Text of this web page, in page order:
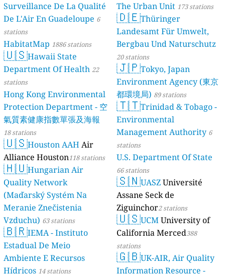
Surveillance De La Qualité
De L'Air En Guadeloupe 6
stations
HabitatMap 1886 stations
🇺🇸Hawaii State
Department Of Health 22
stations
Hong Kong Environmental
Protection Department - 空
氣質素健康指數單張及海報
18 stations
🇺🇸Houston AAH Air
Alliance Houston118 stations
🇭🇺Hungarian Air
Quality Network
(Maďarský Systém Na
Meranie Znečistenia
Vzduchu) 63 stations
🇧🇷IEMA - Instituto
Estadual De Meio
Ambiente E Recursos
Hídricos 14 stations
The Urban Unit 173 stations
🇩🇪Thüringer
Landesamt Für Umwelt,
Bergbau Und Naturschutz
20 stations
🇯🇵Tokyo, Japan
Environment Agency (東京
都環境局) 89 stations
🇹🇹Trinidad & Tobago -
Environmental
Management Authority 6
stations
U.S. Department Of State
66 stations
🇸🇳UASZUniversité
Assane Seck de
Ziguinchor2 stations
🇺🇸UCMUniversity of
California Merced388
stations
🇬🇧UK-AIR, Air Quality
Information Resource -